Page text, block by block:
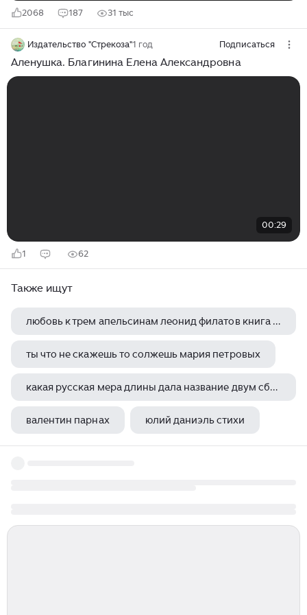
2068 187 31 тыс
Издательство "Стрекоза"1 год Подписаться
Аленушка. Благинина Елена Александровна
00:29
1 62
Также ищут
любовь к трем апельсинам леонид филатов книга отзывы
ты что не скажешь то солжешь мария петровых
какая русская мера длины дала название двум сборникам стихов марины цветаевой
валентин парнах юлий даниэль стихи